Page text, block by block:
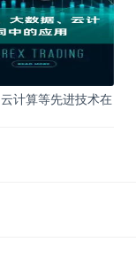
计算等先进技术在